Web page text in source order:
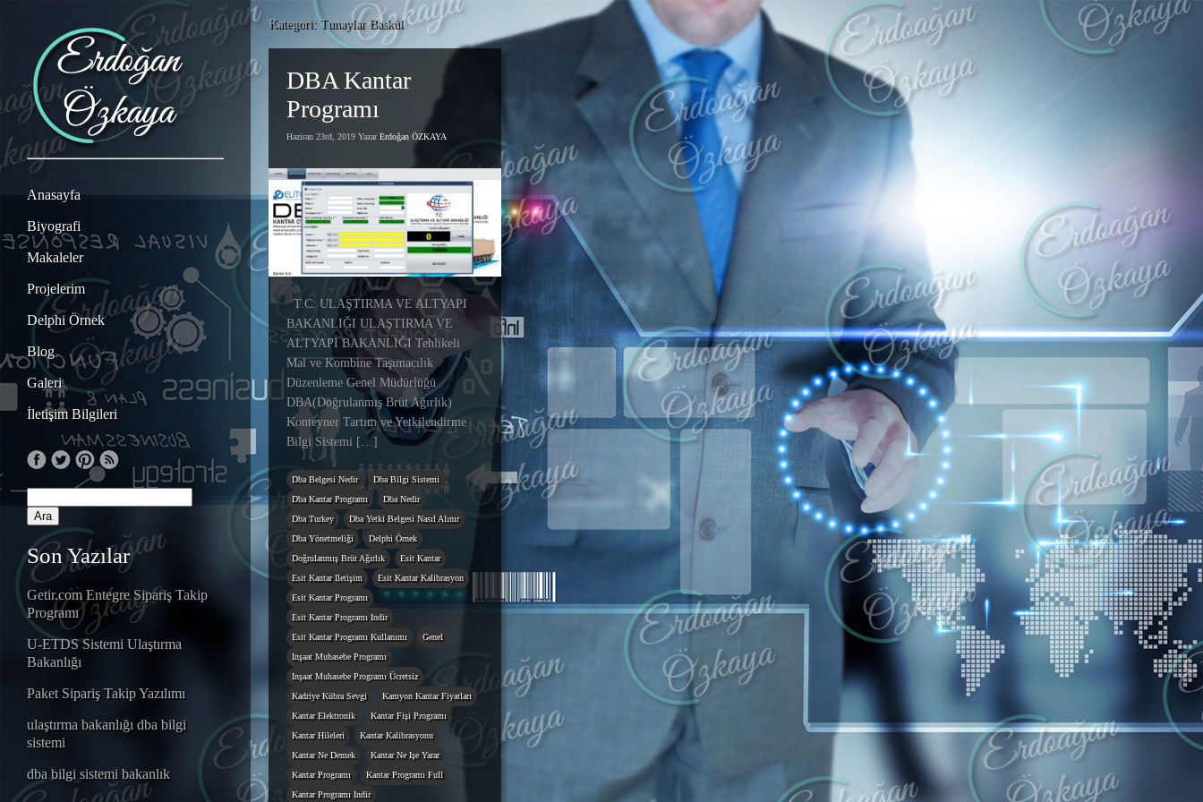
Anasayfa
Biyografi
Makaleler
Projelerim
Delphi Örnek
Blog
Galeri
İletişim Bilgileri
Son Yazılar
Getir.com Entegre Sipariş Takip
Programı
U-ETDS Sistemi Ulaştırma
Bakanlığı
Paket Sipariş Takip Yazılımı
ulaştırma bakanlığı dba bilgi
sistemi
dba bilgi sistemi bakanlık
Kategori: Tunaylar Baskül
DBA Kantar
Programı
Haziran 23rd, 2019 YazarErdoğan ÖZKAYA
T.C. ULAŞTIRMA VE ALTYAPI
BAKANLIĞI ULAŞTIRMA VE
ALTYAPI BAKANLIĞI Tehlikeli
Mal ve Kombine Taşımacılık
Düzenleme Genel Müdürlüğü
DBA(Doğrulanmış Brüt Ağırlık)
Konteyner Tartım ve Yetkilendirme
Bilgi Sistemi […]
Dba Belgesi Nedir
Dba Bilgi Sistemi
Dba Kantar Programı
Dba Nedir
Dba Turkey
Dba Yetki Belgesi Nasıl Alınır
Dba Yönetmeliği
Delphi Örnek
Doğrulanmış Brüt Ağırlık
Esit Kantar
Esit Kantar Iletişim
Esit Kantar Kalibrasyon
Esit Kantar Programı
Esit Kantar Programı Indir
Esit Kantar Programı Kullanımı
Genel
Inşaat Muhasebe Programı
Inşaat Muhasebe Programı Ücretsiz
Kadriye Kübra Sevgi
Kamyon Kantar Fiyatları
Kantar Elektronik
Kantar Fişi Programı
Kantar Hileleri
Kantar Kalibrasyonu
Kantar Ne Demek
Kantar Ne Işe Yarar
Kantar Programı
Kantar Programı Full
Kantar Programı Indir